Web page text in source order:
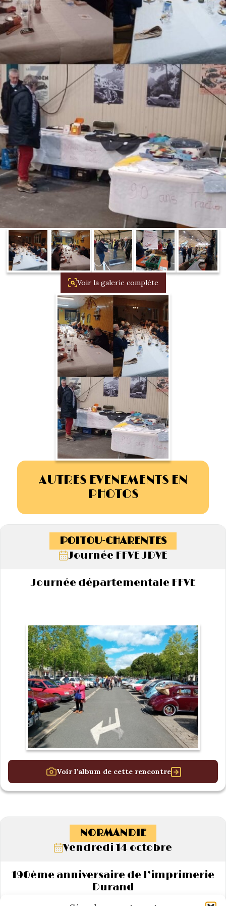
Notre local
La Boutique
Les pièces
L’assurance
Liens
La Revue
Les salons
La traction
La Traction des
membres
Bibliographie
Présentation 7
Présentation 11
Présentation 15 six
Evolution 7 et 11 -
1934/1941
Evolution 11 –
1945/1952
Evolution 11 –
1952/1957
La 15/6 G –
1938/1947
La 15/6 D –
1947/1955
La 15/6 H –
1954/1956
Voir la galerie complète
AUTRES EVENEMENTS EN
PHOTOS
POITOU-CHARENTES
Journée FFVE JDVE
Journée départementale FFVE
Voir l'album de cette rencontre
NORMANDIE
Vendredi 14 octobre
190ème anniversaire de l’imprimerie
Durand